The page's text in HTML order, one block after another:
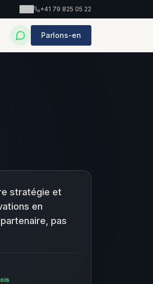
+41 79 825 05 22
Parlons-en
stratégie et
en
pas